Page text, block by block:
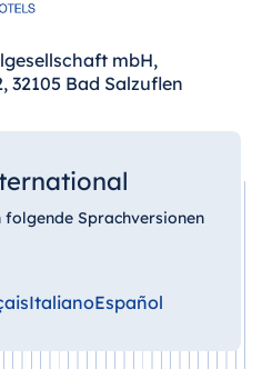
mbH,
32105 Bad Salzuflen
folgende Sprachversionen
ItalianoEspañol